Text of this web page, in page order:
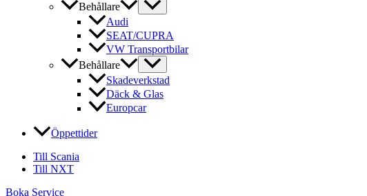
Behållare
Audi
SEAT/CUPRA
VW Transportbilar
Behållare
Skadeverkstad
Däck & Glas
Europcar
Öppettider
Till Scania
Till NXT
Boka Service